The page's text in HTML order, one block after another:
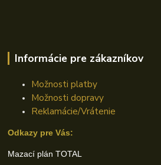
Informácie pre zákazníkov
Možnosti platby
Možnosti dopravy
Reklamácie/Vrátenie
Odkazy pre Vás:
Mazací plán TOTAL